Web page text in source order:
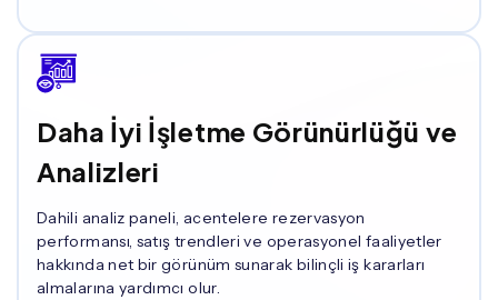
Daha İyi İşletme Görünürlüğü ve
Analizleri
Dahili analiz paneli, acentelere rezervasyon
performansı, satış trendleri ve operasyonel faaliyetler
hakkında net bir görünüm sunarak bilinçli iş kararları
almalarına yardımcı olur.